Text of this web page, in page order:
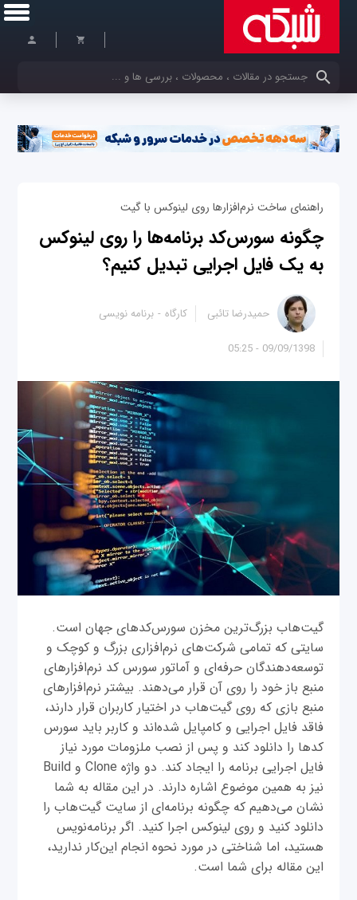
کلمات کلیدی خود را وارد کنید
راهنمای ساخت نرم‌افزارها روی لینوکس با گیت
چگونه سورس‌کد برنامه‌ها را روی لینوکس
به یک فایل اجرایی تبدیل کنیم؟
09/09/1398 - 05:25
حمیدرضا تائبی کارگاه برنامه نویسی
گیت‌هاب بزرگ‌ترین مخزن سورس‌‌کدهای جهان است.
سایتی که تمامی شرکت‌های نرم‌افزاری بزرگ و کوچک و
توسعه‌دهندگان حرفه‌ای و آماتور سورس‌ کد نرم‌افزارهای
منبع باز خود را روی آن قرار می‌دهند. بیشتر نرم‌افزارهای
منبع بازی که روی گیت‌هاب در اختیار کاربران قرار دارند،
فاقد فایل اجرایی و کامپایل شده‌اند و کاربر باید سورس‌
کدها را دانلود کند و پس از نصب ملزومات مورد نیاز
فایل اجرایی برنامه را ایجاد کند. دو واژه Clone و Build
نیز به همین موضوع اشاره دارند. در این مقاله به شما
نشان می‌دهیم که چگونه برنامه‌ای از سایت گیت‌هاب را
دانلود کنید و روی لینوکس اجرا کنید. اگر برنامه‌نویس
هستید، اما شناختی در مورد نحوه انجام این‌کار ندارید،
این مقاله برای شما است.